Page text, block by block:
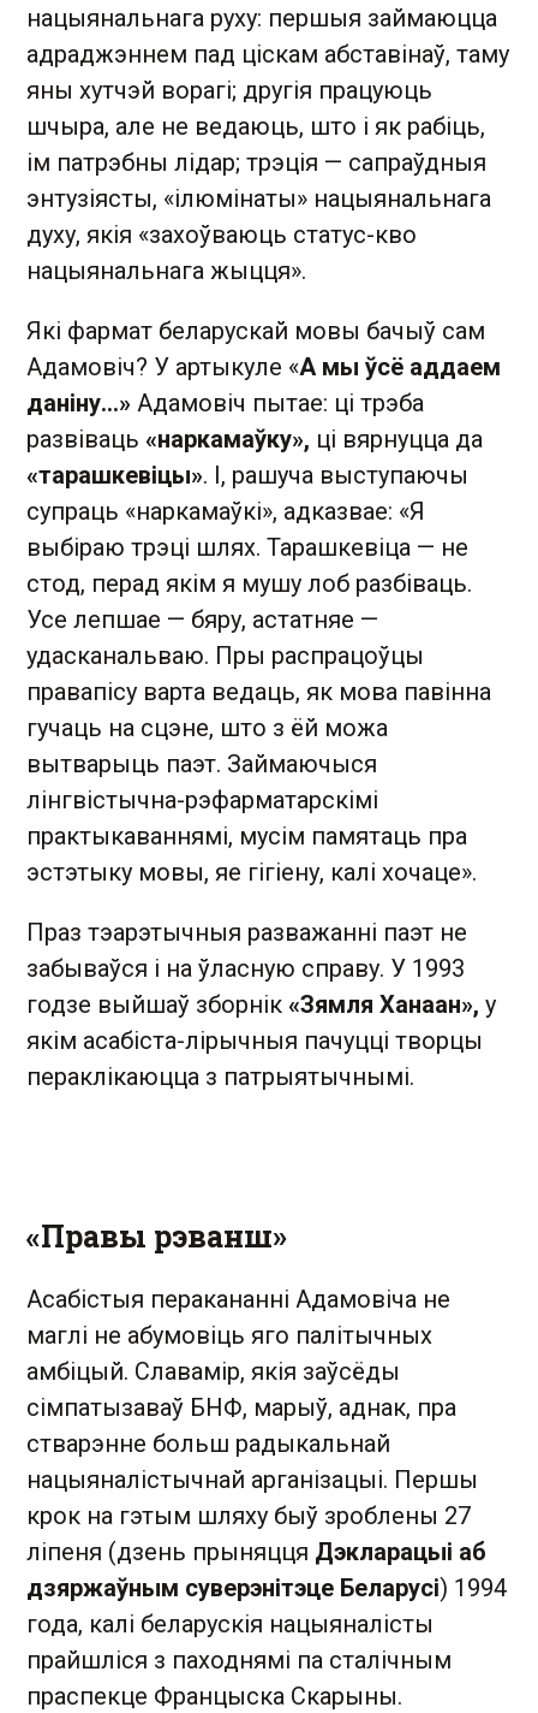
нацыянальнага руху: першыя займаюцца
адраджэннем пад ціскам абставінаў, таму
яны хутчэй ворагі; другія працуюць
шчыра, але не ведаюць, што і як рабіць,
ім патрэбны лідар; трэція — сапраўдныя
энтузіясты, «ілюмінаты» нацыянальнага
духу, якія «захоўваюць статус-кво
нацыянальнага жыцця».
Які фармат беларускай мовы бачыў сам
Адамовіч? У артыкуле «А мы ўсё аддаем
даніну…» Адамовіч пытае: ці трэба
развіваць «наркамаўку», ці вярнуцца да
«тарашкевіцы». І, рашуча выступаючы
супраць «наркамаўкі», адказвае: «Я
выбіраю трэці шлях. Тарашкевіца — не
стод, перад якім я мушу лоб разбіваць.
Усе лепшае — бяру, астатняе —
удасканальваю. Пры распрацоўцы
правапісу варта ведаць, як мова павінна
гучаць на сцэне, што з ёй можа
вытварыць паэт. Займаючыся
лінгвістычна-рэфарматарскімі
практыкаваннямі, мусім памятаць пра
эстэтыку мовы, яе гігіену, калі хочаце».
Праз тэарэтычныя разважанні паэт не
забываўся і на ўласную справу. У 1993
годзе выйшаў зборнік «Зямля Ханаан», у
якім асабіста-лірычныя пачуцці творцы
пераклікаюцца з патрыятычнымі.
«Правы рэванш»
Асабістыя перакананні Адамовіча не
маглі не абумовіць яго палітычных
амбіцый. Славамір, якія заўсёды
сімпатызаваў БНФ, марыў, аднак, пра
стварэнне больш радыкальнай
нацыяналістычнай арганізацыі. Першы
крок на гэтым шляху быў зроблены 27
ліпеня (дзень прыняцця Дэкларацыі аб
дзяржаўным суверэнітэце Беларусі) 1994
года, калі беларускія нацыяналісты
прайшліся з паходнямі па сталічным
праспекце Францыска Скарыны.